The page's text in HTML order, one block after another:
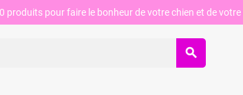
pour faire le bonheur de votre chien et de votre
search